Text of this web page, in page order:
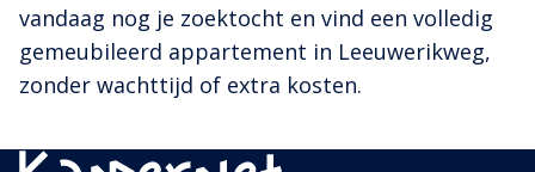
vandaag nog je zoektocht en vind een volledig
gemeubileerd appartement in Leeuwerikweg,
zonder wachttijd of extra kosten.